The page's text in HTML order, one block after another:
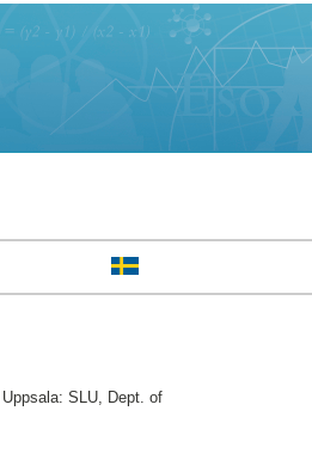
SLU, Dept. of